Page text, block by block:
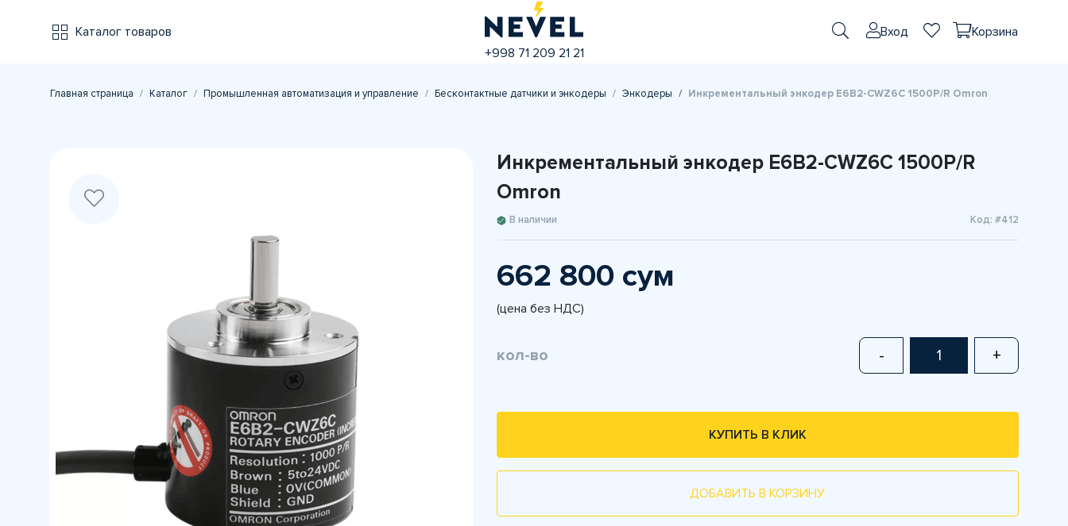
Каталог товаров
+998 71 209 21 21
Вход Корзина
Главная страница Каталог Промышленная автоматизация и управление Бесконтактные датчики и энкодеры Энкодеры Инкрементальный энкодер E6B2-CWZ6C 1500P/R Omron
Инкрементальный энкодер E6B2-CWZ6C 1500P/R
Omron
В наличии Код: #412
662 800 сум
(цена без НДС)
кол-во - +
КУПИТЬ В КЛИК
ДОБАВИТЬ В КОРЗИНУ